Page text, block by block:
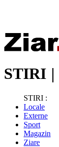
STIRI |
STIRI :
Locale
Externe
Sport
Magazin
Ziare